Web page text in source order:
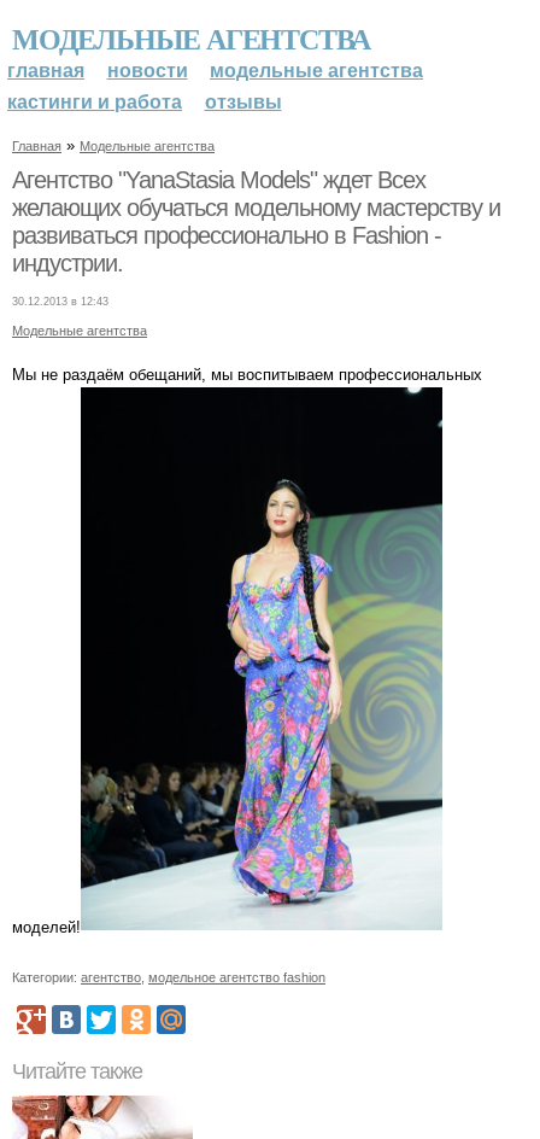
МОДЕЛЬНЫЕ АГЕНТСТВА
главная новости
модельные агентства
кастинги и работа
отзывы
Главная » Модельные агентства
Агентство "YanaStasia Models" ждет Всех
желающих обучаться модельному мастерству и
развиваться профессионально в Fashion -
индустрии.
30.12.2013 в 12:43
Модельные агентства
Мы не раздаём обещаний, мы воспитываем профессиональных
моделей!
Категории: агентство модельное агентство fashion
Читайте также